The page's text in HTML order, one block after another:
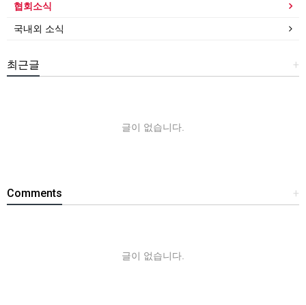
협회소식
국내외 소식
+
최근글
글이 없습니다.
+
Comments
글이 없습니다.